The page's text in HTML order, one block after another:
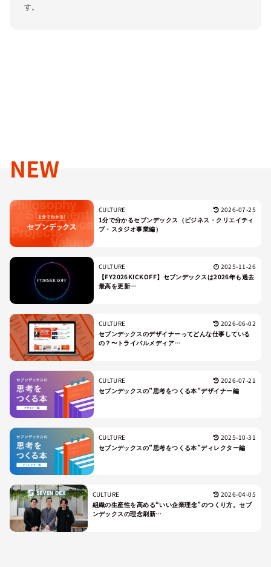
す。
NEW
CULTURE
2026-07-25
1分で分かるセブンデックス（ビジネス・クリエイティ
ブ・スタジオ事業編）
CULTURE
2025-11-26
【FY2026KICKOFF】セブンデックスは2026年も過去
最高を更新…
CULTURE
2026-06-02
セブンデックスのデザイナーってどんな仕事している
の？〜トライバルメディア…
CULTURE
2026-07-21
セブンデックスの”思考をつくる本”デザイナー編
CULTURE
2025-10-31
セブンデックスの”思考をつくる本”ディレクター編
CULTURE
2026-04-05
組織の生産性を高める“いい企業理念”のつくり方。セブ
ンデックスの理念刷新…